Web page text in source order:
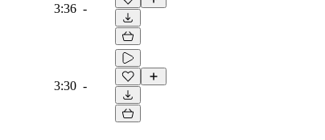
3:36 -
3:30 -